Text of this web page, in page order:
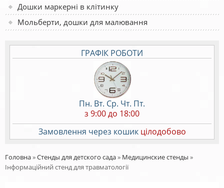
Дошки маркерні в клітинку
Мольберти, дошки для малювання
ГРАФІК РОБОТИ
Пн. Вт. Ср. Чт. Пт.
з 9:00 до 18:00
Замовлення через кошик цілодобово
Головна»Стенды для детского сада» Медицинские стенды »
Інформаційний стенд для травматології